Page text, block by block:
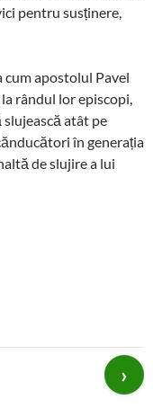
pentru susținere,
apostolul Pavel
rândul lor episcopi,
atât pe
în generația
de slujire a lui